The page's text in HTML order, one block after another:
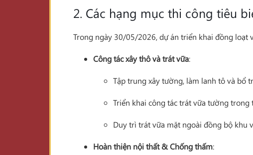
2. Các hạng mục thi công tiêu
Trong ngày 30/05/2026, dự án triển khai đồng loạt
Công tác xây thô và trát vữa:
Tập trung xây tường, làm lanh tô và bổ
Triển khai công tác trát vữa tường trong
Duy trì trát vữa mặt ngoài đồng bộ khu
Hoàn thiện nội thất & Chống thấm: